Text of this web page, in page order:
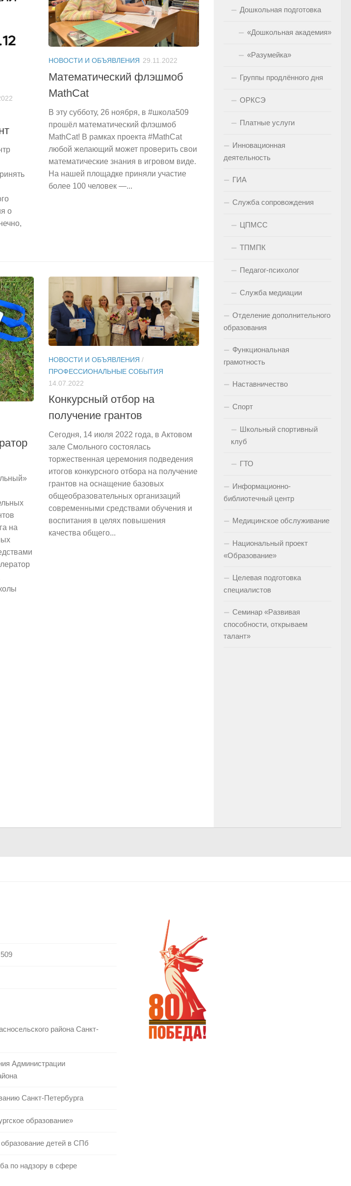
о
НОВОСТИ И ОБЪЯВЛЕНИЯ 29.11.2022
Математический флэшмоб
MathCat
В эту субботу, 26 ноября, в #школа509
прошёл математический флэшмоб
MathCat! В рамках проекта #MathCat
любой желающий может проверить свои
математические знания в игровом виде.
На нашей площадке приняли участие
более 100 человек —...
на
НОВОСТИ И ОБЪЯВЛЕНИЯ /
ПРОФЕССИОНАЛЬНЫЕ СОБЫТИЯ
14.07.2022
Конкурсный отбор на
получение грантов
Сегодня, 14 июля 2022 года, в Актовом
зале Смольного состоялась
торжественная церемония подведения
итогов конкурсного отбора на получение
грантов на оснащение базовых
общеобразовательных организаций
современными средствами обучения и
воспитания в целях повышения
качества общего...
Дошкольная подготовка
«Дошкольная академия»
«Разумейка»
Группы продлённого дня
ОРКСЭ
Платные услуги
Инновационная
деятельность
ГИА
Служба сопровождения
ЦПМСС
ТПМПК
Педагог-психолог
Служба медиации
Отделение дополнительного
образования
Функциональная
грамотность
Наставничество
Спорт
Школьный спортивный
клуб
ГТО
Информационно-
библиотечный центр
Медицинское обслуживание
Национальный проект
«Образование»
Целевая подготовка
специалистов
Семинар «Развивая
способности, открываем
талант»
района Санкт-
Администрации
Санкт-Петербурга
образование»
детей в СПб
по надзору в сфере